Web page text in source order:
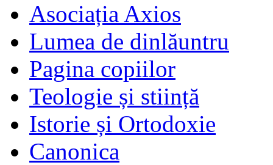
Asociația Axios
Lumea de dinlăuntru
Pagina copiilor
Teologie și stiință
Istorie și Ortodoxie
Canonica